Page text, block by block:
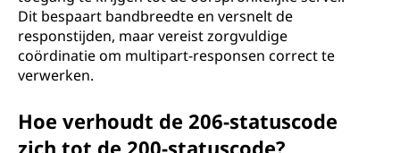
Dit bespaart bandbreedte en versnelt de
responstijden, maar vereist zorgvuldige
coördinatie om multipart-responsen correct te
verwerken.
Hoe verhoudt de 206-statuscode
zich tot de 200-statuscode?